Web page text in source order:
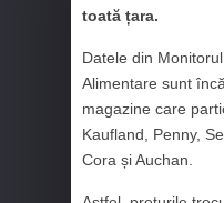
toată țara.
Datele din
Alimentare sunt
magazine care
Kaufland, Penny,
Cora și Auchan.